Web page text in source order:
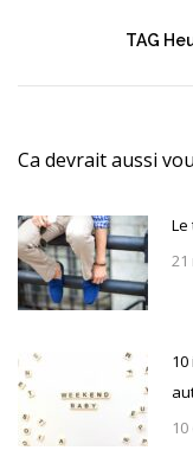
TAG
Ca devrait aussi
Le
21